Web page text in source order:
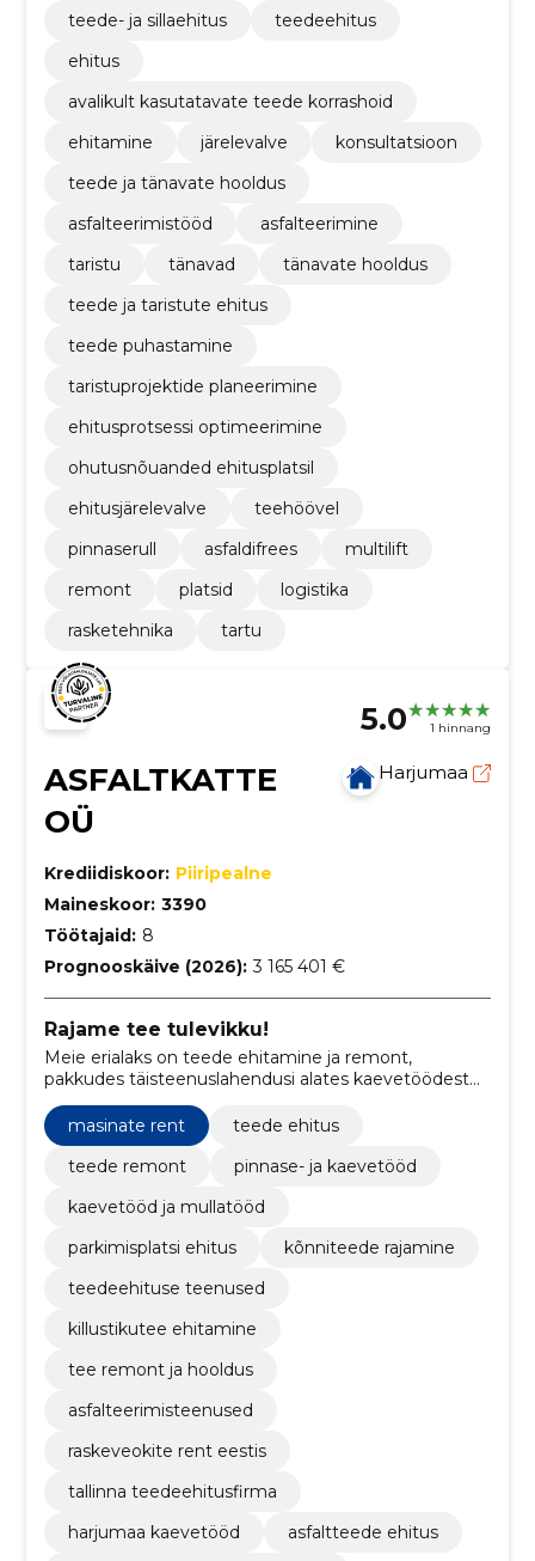
teede- ja sillaehitus
teedeehitus
ehitus
avalikult kasutatavate teede korrashoid
ehitamine
järelevalve
konsultatsioon
teede ja tänavate hooldus
asfalteerimistööd
asfalteerimine
taristu
tänavad
tänavate hooldus
teede ja taristute ehitus
teede puhastamine
taristuprojektide planeerimine
ehitusprotsessi optimeerimine
ohutusnõuanded ehitusplatsil
ehitusjärelevalve
teehöövel
pinnaserull
asfaldifrees
multilift
remont
platsid
logistika
rasketehnika
tartu
5.0 1 hinnang
ASFALTKATTE
OÜ
Harjumaa
Krediidiskoor: Piiripealne
Maineskoor: 3390
Töötajaid: 8
Prognooskäive (2026): 3 165 401 €
Rajame tee tulevikku!
Meie erialaks on teede ehitamine ja remont,
pakkudes täisteenuslahendusi alates kaevetöödest
kuni lõppviimistluseni.
masinate rent
teede ehitus
teede remont
pinnase- ja kaevetööd
kaevetööd ja mullatööd
parkimisplatsi ehitus
kõnniteede rajamine
teedeehituse teenused
killustikutee ehitamine
tee remont ja hooldus
asfalteerimisteenused
raskeveokite rent eestis
tallinna teedeehitusfirma
harjumaa kaevetööd
asfaltteede ehitus